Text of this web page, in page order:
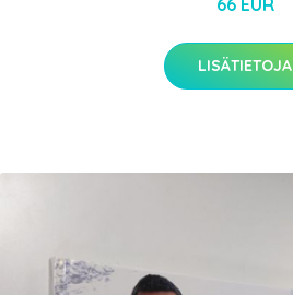
66 EUR
LISÄTIETOJA